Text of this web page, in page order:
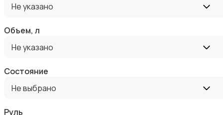
Не указано
Объем, л
Не указано
Состояние
Не выбрано
Руль